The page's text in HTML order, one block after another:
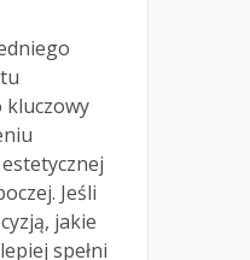
Jeśli
jakie
spełni